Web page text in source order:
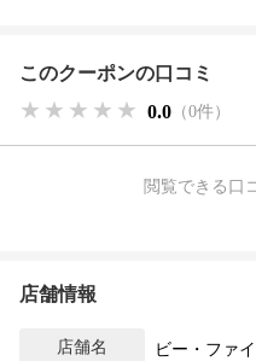
このクーポンの口コミ
★★★★★
★★★★★
★★★★★ 0.0 （0件）
閲覧できる口
店舗情報
店舗名 ビー・ファ